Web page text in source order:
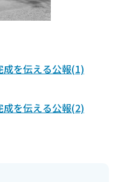
を伝える公報(1)
を伝える公報(2)